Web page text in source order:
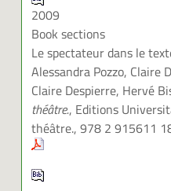
2009
Book sections
Le spectateur dans le
Alessandra Pozzo, Claire
Claire Despierre, Hervé
théâtre., Editions
théâtre., 978 2 915611